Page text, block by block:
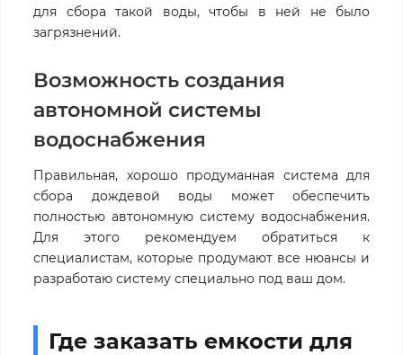
для сбора такой воды, чтобы в ней не было
загрязнений.
Возможность создания
автономной системы
водоснабжения
Правильная, хорошо продуманная система для
сбора дождевой воды может обеспечить
полностью автономную систему водоснабжения.
Для этого рекомендуем обратиться к
специалистам, которые продумают все нюансы и
разработаю систему специально под ваш дом.
Где заказать емкости для